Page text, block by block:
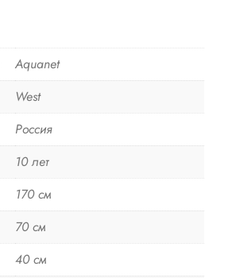
Aquanet
West
Россия
10 лет
170 см
70 см
40 см